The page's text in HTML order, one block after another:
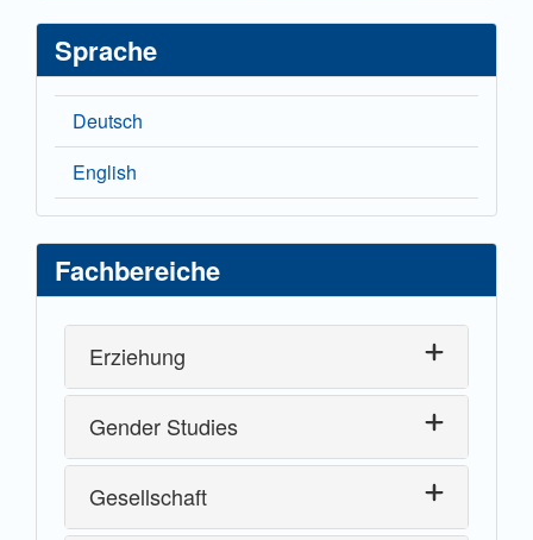
Sprache
Deutsch
English
Fachbereiche
Erziehung
Gender Studies
Gesellschaft